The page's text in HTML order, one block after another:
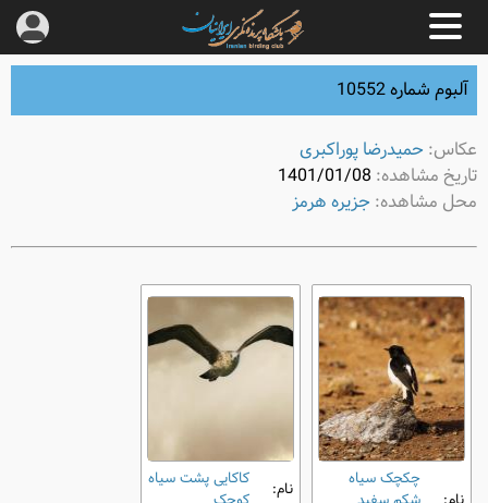
آلبوم شماره 10552
عکاس: حمیدرضا پوراکبری
تاریخ مشاهده: 1401/01/08
محل مشاهده: جزیره هرمز
چکچک سیاه
نام:
کاکایی پشت ‌سیاه